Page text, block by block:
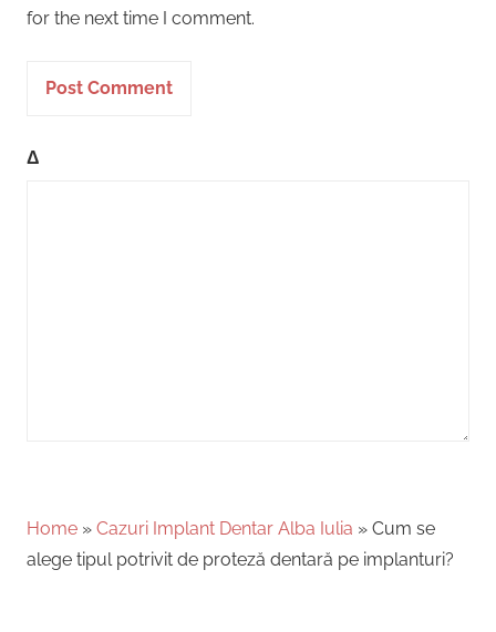
for the next time I comment.
Δ
Home » Cazuri Implant Dentar Alba Iulia » Cum se
alege tipul potrivit de proteză dentară pe implanturi?